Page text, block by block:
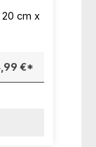
20 cm x
€*